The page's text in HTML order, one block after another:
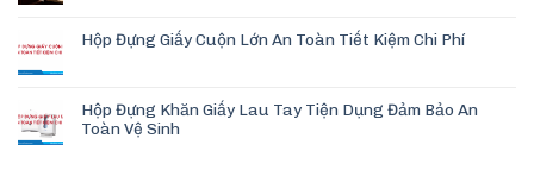
Hộp Đựng Giấy Cuộn Lớn An Toàn Tiết Kiệm Chi Phí
Hộp Đựng Khăn Giấy Lau Tay Tiện Dụng Đảm Bảo An
Toàn Vệ Sinh